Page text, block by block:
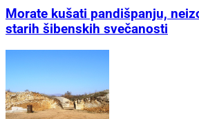
Morate kušati pandišpanju,
starih šibenskih svečanosti